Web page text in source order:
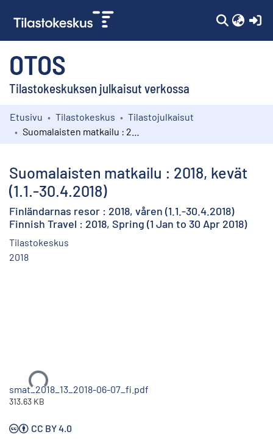
OTOS
Tilastokeskuksen julkaisut verkossa
Kokoelmat
Etusivu Tilastokeskus
Tilastojulkaisut
Suomalaisten matkailu : 2018, kevät
(1.1.-30.4.2018)
Finländarnas resor : 2018, våren (1.1.-30.4.2018)
Finnish Travel : 2018, Spring (1 Jan to 30 Apr 2018)
Tilastokeskus
2018
Ladataan...
smat_2018_13_2018-06-07_fi.pdf
313.63 KB
CC BY 4.0